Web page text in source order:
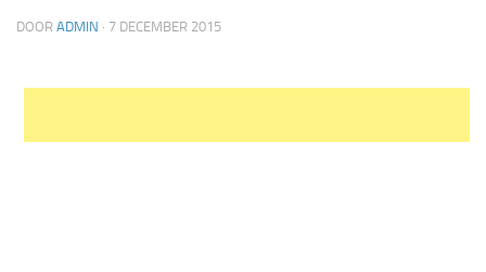
DOOR ADMIN · 7 DECEMBER 2015